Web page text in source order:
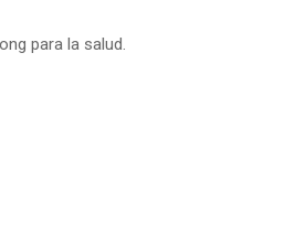
para la salud.